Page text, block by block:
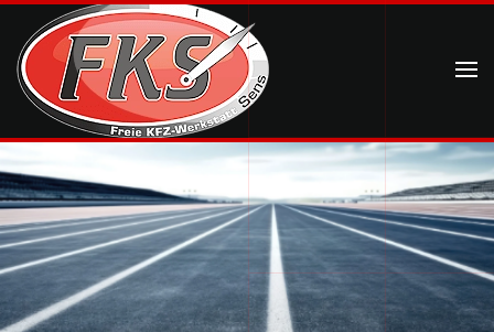
Skip to main content